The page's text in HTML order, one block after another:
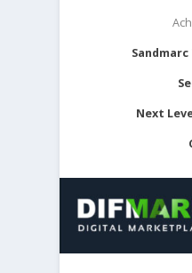
Next